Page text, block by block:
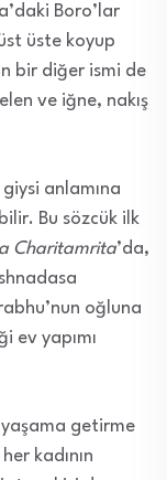
Boro’lar
üste koyup
bir diğer ismi de
ve iğne, nakış
giysi anlamına
Bu sözcük ilk
Charitamrita’da,
oğluna
ev yapımı
getirme
kadının